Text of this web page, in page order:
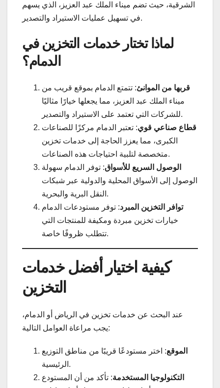
الشرقية، حيث تضم ميناء الملك عبد العزيز، الذي يسهم
في تسهيل عمليات الاستيراد والتصدير.
لماذا تختار خدمات التخزين في
الدمام؟
قربها من الموانئ: تتمتع الدمام بموقع قريب من
ميناء الملك عبد العزيز، مما يجعلها خيارًا مثاليًا
للشركات التي تعتمد على الاستيراد والتصدير.
قطاع صناعي قوي: تعتبر الدمام مركزًا للصناعات
الكبرى، مما يعزز الحاجة إلى خدمات تخزين
متخصصة لتلبية احتياجات هذه الصناعات.
الوصول السريع للأسواق: توفر الدمام سهولة
الوصول إلى الأسواق المحلية والدولية عبر شبكات
النقل البرية والبحرية.
توافر التخزين المبرد: توفر مستودعات الدمام
خيارات تخزين مبردة ومكيفة للمنتجات التي
تتطلب ظروفًا خاصة.
كيفية اختيار أفضل خدمات
التخزين
عند البحث عن خدمات تخزين في الرياض أو الدمام،
يجب مراعاة العوامل التالية:
الموقع: اختر مستودعًا قريبًا من مناطق التوزيع
الرئيسية.
التكنولوجيا المستخدمة: تأكد من أن المستودع